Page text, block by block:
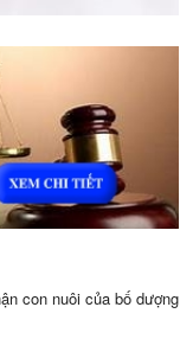
con nuôi của bố dượng